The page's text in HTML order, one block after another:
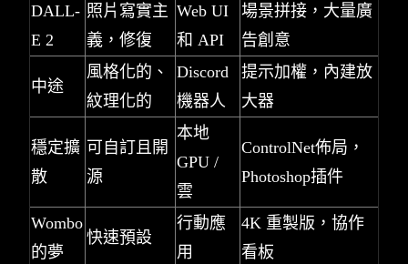
DALL-
E 2
照片寫實主
義，修復
Web UI
和 API
場景拼接，大量廣
告創意
中途
風格化的、
紋理化的
Discord
機器人
提示加權，內建放
大器
穩定擴
散
可自訂且開
源
本地
GPU /
雲
ControlNet佈局，
Photoshop插件
Wombo
的夢
快速預設
行動應
用
4K 重製版，協作
看板